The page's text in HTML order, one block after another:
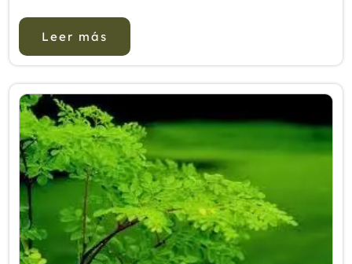
que puede beneficiar nuestra salud. ...
Leer más